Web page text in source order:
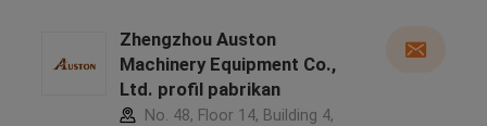
Zhengzhou Auston
Machinery Equipment Co.,
Ltd. profil pabrikan
No. 48, Floor 14, Building 4,